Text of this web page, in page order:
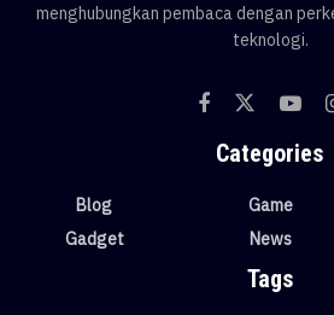
menghubungkan pembaca dengan
teknologi.
Categories
Blog
Gadget
Game
News
Tags